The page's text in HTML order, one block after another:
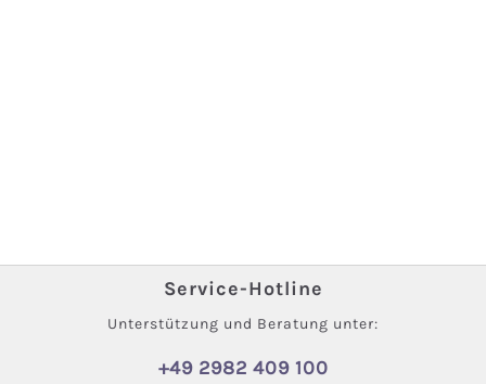
Service-Hotline
Unterstützung und Beratung unter:
+49 2982 409 100